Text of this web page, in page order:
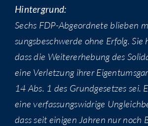
Hin­ter­grund:
Sechs FDP-Abge­ord­ne­te blie­ben
sungs­be­schwer­de ohne Erfolg. Sie
dass die Wei­te­r­erhe­bung des
eine Ver­let­zung ihrer
14 Abs. 1 des Grund­ge­set­zes sei.
eine ver­fas­sungs­wid­ri­ge
dass seit eini­gen Jah­ren nur noch